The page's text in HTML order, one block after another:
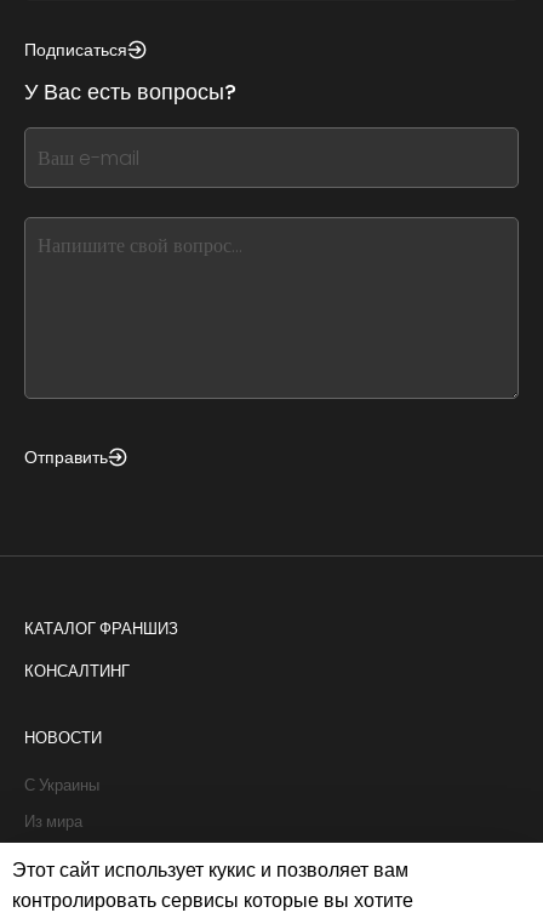
this,
this
form
field
blank
Подписаться
У Вас есть вопросы?
If
you
this,
Отправить
КАТАЛОГ ФРАНШИЗ
КОНСАЛТИНГ
НОВОСТИ
С Украины
Из мира
Интервью
Истории франчайзи
Этот сайт использует кукис и позволяет вам
контролировать сервисы которые вы хотите